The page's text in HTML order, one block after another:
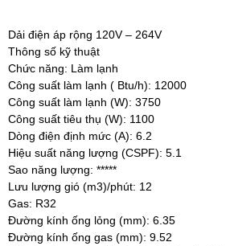
Dải điện áp rộng 120V – 264V
Thông số kỹ thuật
Chức năng: Làm lạnh
Công suất làm lạnh ( Btu/h): 12000
Công suất làm lạnh (W): 3750
Công suất tiêu thụ (W): 1100
Dòng điện định mức (A): 6.2
Hiệu suất năng lượng (CSPF): 5.1
Sao năng lượng: *****
Lưu lượng gió (m3)/phút: 12
Gas: R32
Đường kính ống lỏng (mm): 6.35
Đường kính ống gas (mm): 9.52